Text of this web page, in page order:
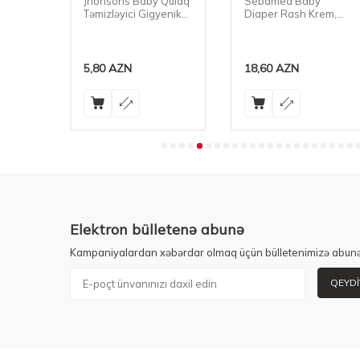
Təmizləyici Gigyenik
5,80AZN
Diaper Rash Krem,
18,60AZN
Elektron bülletenə abunə
Kampaniyalardan xəbərdar olmaq üçün bülletenimizə